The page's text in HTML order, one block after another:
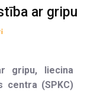
ar gripu
gripu, liecina
centra (SPKC)